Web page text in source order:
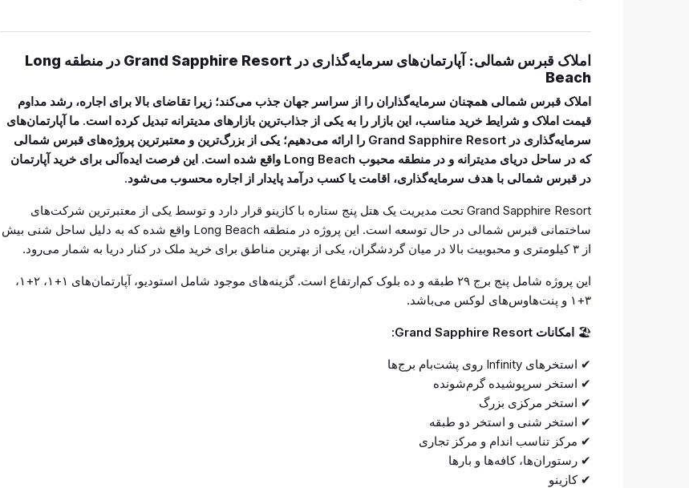
املاک قبرس شمالی: آپارتمان‌های سرمایه‌گذاری در Grand Sapphire Resort در منطقه Long
Beach
املاک قبرس شمالی همچنان سرمایه‌گذاران را از سراسر جهان جذب می‌کند؛ زیرا تقاضای بالا برای اجاره، رشد مداوم
قیمت املاک و شرایط خرید مناسب، این بازار را به یکی از جذاب‌ترین بازارهای مدیترانه تبدیل کرده است. ما آپارتمان‌های
سرمایه‌گذاری در Grand Sapphire Resort را ارائه می‌دهیم؛ یکی از بزرگ‌ترین و معتبرترین پروژه‌های قبرس شمالی
که در ساحل دریای مدیترانه و در منطقه محبوب Long Beach واقع شده است. این فرصت ایده‌آلی برای خرید آپارتمان
در قبرس شمالی با هدف سرمایه‌گذاری، اقامت یا کسب درآمد پایدار از اجاره محسوب می‌شود.
Grand Sapphire Resort تحت مدیریت یک هتل پنج ستاره با کازینو قرار دارد و توسط یکی از معتبرترین شرکت‌های
ساختمانی قبرس شمالی در حال توسعه است. این پروژه در منطقه Long Beach واقع شده که به دلیل ساحل شنی بیش
از ۳ کیلومتری و محبوبیت بالا در میان گردشگران، یکی از بهترین مناطق برای خرید ملک در کنار دریا به شمار می‌رود.
این پروژه شامل پنج برج ۲۹ طبقه و ده بلوک کم‌ارتفاع است. گزینه‌های موجود شامل استودیو، آپارتمان‌های ۱+۱، ۲+۱،
۳+۱ و پنت‌هاوس‌های لوکس می‌باشد.
🏖 امکانات Grand Sapphire Resort:
✔ استخرهای Infinity روی پشت‌بام برج‌ها
✔ استخر سرپوشیده گرم‌شونده
✔ استخر مرکزی بزرگ
✔ استخر شنی و استخر دو طبقه
✔ مرکز تناسب اندام و مرکز تجاری
✔ رستوران‌ها، کافه‌ها و بارها
✔ کازینو